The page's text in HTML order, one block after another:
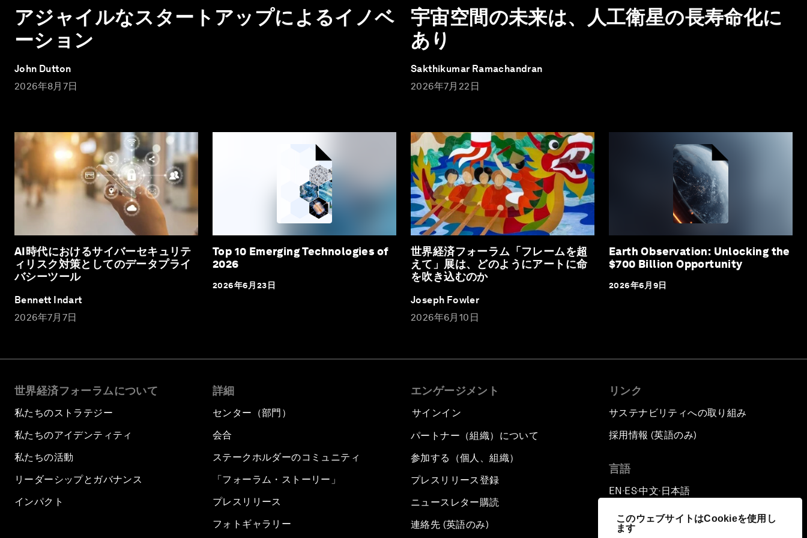
このウェブサイトはCookieを使用し
ます
アジャイルなスタートアップによるイノベ
ーション
John Dutton
2026年8月7日
宇宙空間の未来は、人工衛星の長寿命化に
あり
Sakthikumar Ramachandran
2026年7月22日
AI時代におけるサイバーセキュリテ
ィリスク対策としてのデータプライ
バシーツール
Bennett Indart
2026年7月7日
Top 10 Emerging Technologies of
2026
2026年6月23日
世界経済フォーラム「フレームを超
えて」展は、どのようにアートに命
を吹き込むのか
Joseph Fowler
2026年6月10日
Earth Observation: Unlocking the
$700 Billion Opportunity
2026年6月9日
世界経済フォーラムについて
私たちのストラテジー
私たちのアイデンティティ
私たちの活動
リーダーシップとガバナンス
インパクト
詳細
センター（部門）
会合
ステークホルダーのコミュニティ
「フォーラム・ストーリー」
プレスリリース
フォトギャラリー
エンゲージメント
サインイン
パートナー（組織）について
参加する（個人、組織）
プレスリリース登録
ニュースレター購読
連絡先 (英語のみ)
リンク
サステナビリティへの取り組み
採用情報 (英語のみ)
言語
EN ▪ES▪中文▪ 日本語